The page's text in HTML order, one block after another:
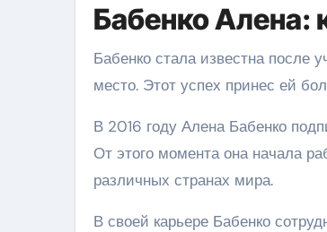
Бабенко Алена:
Бабенко стала известна после
место. Этот успех принес ей
В 2016 году Алена Бабенко
От этого момента она начала
различных странах мира.
В своей карьере Бабенко